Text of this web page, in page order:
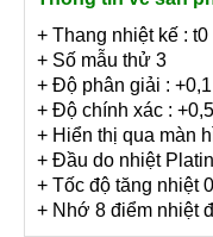
+ Thang nhiệt kế :
+ Số mẫu thử 3
+ Độ phân giải : +0,1
+ Độ chính xác :
+ Hiển thị qua màn
+ Đầu do nhiệt
+ Tốc độ tăng nhiệt
+ Nhớ 8 điểm nhiệt